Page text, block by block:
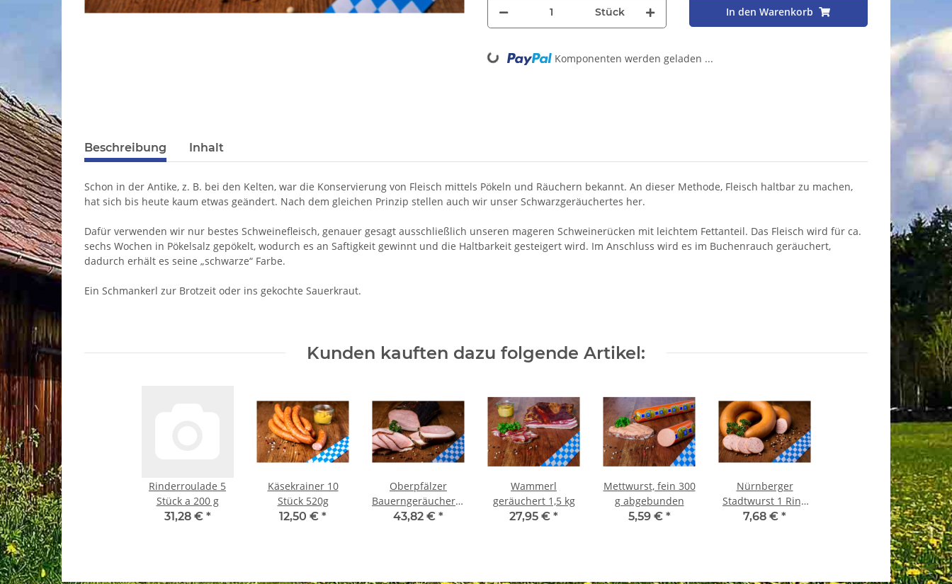
Stück In den Warenkorb
Loading... Komponenten werden geladen ...
Beschreibung Inhalt
Schon in der Antike, z. B. bei den Kelten, war die Konservierung von Fleisch mittels Pökeln und Räuchern bekannt. An dieser Methode, Fleisch haltbar zu machen,
hat sich bis heute kaum etwas geändert. Nach dem gleichen Prinzip stellen auch wir unser Schwarzgeräuchertes her.
Dafür verwenden wir nur bestes Schweinefleisch, genauer gesagt ausschließlich unseren mageren Schweinerücken mit leichtem Fettanteil. Das Fleisch wird für ca.
sechs Wochen in Pökelsalz gepökelt, wodurch es an Saftigkeit gewinnt und die Haltbarkeit gesteigert wird. Im Anschluss wird es im Buchenrauch geräuchert,
dadurch erhält es seine „schwarze“ Farbe.
Ein Schmankerl zur Brotzeit oder ins gekochte Sauerkraut.
Kunden kauften dazu folgende Artikel:
Rinderroulade 5
Stück a 200 g
31,28 € *
Käsekrainer 10
Stück 520g
12,50 € *
Oberpfälzer
Bauerngeräuchertes
" Schwarz" gekocht
43,82 € *
Wammerl
geräuchert 1,5 kg
27,95 € *
Mettwurst, fein 300
g abgebunden
5,59 € *
Nürnberger
Stadtwurst 1 Ring
400 g
7,68 € *